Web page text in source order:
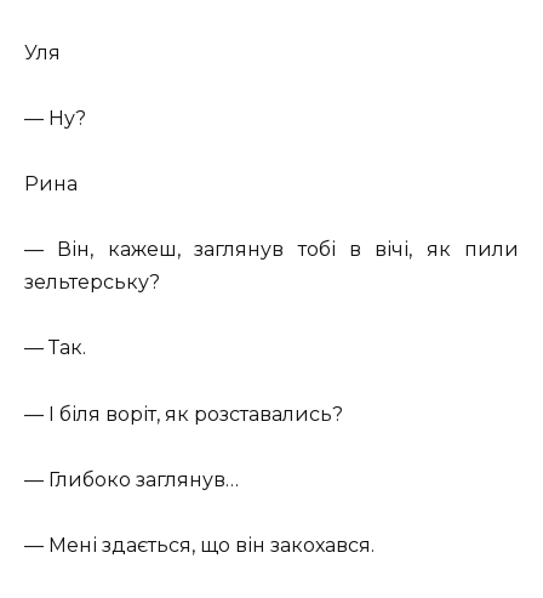
Уля
— Ну?
Рина
— Він, кажеш, заглянув тобі в вічі, як пили
зельтерську?
— Так.
— І біля воріт, як розставались?
— Глибоко заглянув…
— Мені здається, що він закохався.